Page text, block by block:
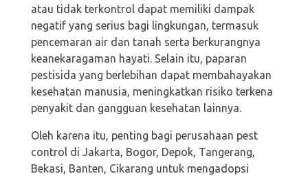
atau tidak terkontrol dapat memiliki dampak
negatif yang serius bagi lingkungan, termasuk
pencemaran air dan tanah serta berkurangnya
keanekaragaman hayati. Selain itu, paparan
pestisida yang berlebihan dapat membahayakan
kesehatan manusia, meningkatkan risiko terkena
penyakit dan gangguan kesehatan lainnya.
Oleh karena itu, penting bagi perusahaan pest
control di Jakarta, Bogor, Depok, Tangerang,
Bekasi, Banten, Cikarang untuk mengadopsi